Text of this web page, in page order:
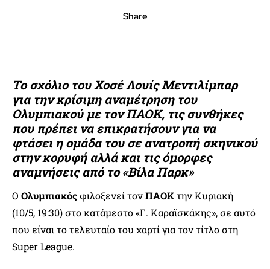
Share
Το σχόλιο του Χοσέ Λουίς Μεντιλίμπαρ
για την κρίσιμη αναμέτρηση του
Ολυμπιακού με τον ΠΑΟΚ, τις συνθήκες
που πρέπει να επικρατήσουν για να
φτάσει η ομάδα του σε ανατροπή σκηνικού
στην κορυφή αλλά και τις όμορφες
αναμνήσεις από το «Βίλα Παρκ»
Ο Ολυμπιακός φιλοξενεί τονΠΑΟΚτην Κυριακή
(10/5, 19:30) στο κατάμεστο «Γ. Καραϊσκάκης», σε αυτό
που είναι το τελευταίο του χαρτί για τον τίτλο στη
Super League.